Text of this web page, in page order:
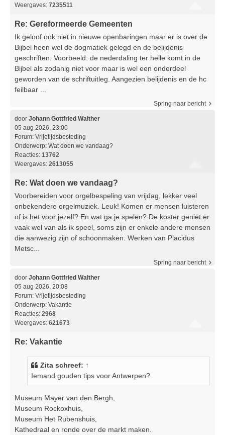
Weergaves: 7235511
Re: Gereformeerde Gemeenten
Ik geloof ook niet in nieuwe openbaringen maar er is over de
Bijbel heen wel de dogmatiek gelegd en de belijdenis
geschriften. Voorbeeld: de nederdaling ter helle komt in de
Bijbel als zodanig niet voor maar is wel een onderdeel
geworden van de schriftuitleg. Aangezien belijdenis en de hc
feilbaar ...
Spring naar bericht
door Johann Gottfried Walther
05 aug 2026, 23:00
Forum: Vrijetijdsbesteding
Onderwerp: Wat doen we vandaag?
Reacties: 13762
Weergaves: 2613055
Re: Wat doen we vandaag?
Voorbereiden voor orgelbespeling van vrijdag, lekker veel
onbekendere orgelmuziek. Leuk! Komen er mensen luisteren
of is het voor jezelf? En wat ga je spelen? De koster geniet er
vaak wel van als ik speel, soms zijn er enkele andere mensen
die aanwezig zijn of schoonmaken. Werken van Placidus
Metsc...
Spring naar bericht
door Johann Gottfried Walther
05 aug 2026, 20:08
Forum: Vrijetijdsbesteding
Onderwerp: Vakantie
Reacties: 2968
Weergaves: 621673
Re: Vakantie
Zita schreef: ↑
Iemand gouden tips voor Antwerpen?
Museum Mayer van den Bergh,
Museum Rockoxhuis,
Museum Het Rubenshuis,
Kathedraal en ronde over de markt maken.